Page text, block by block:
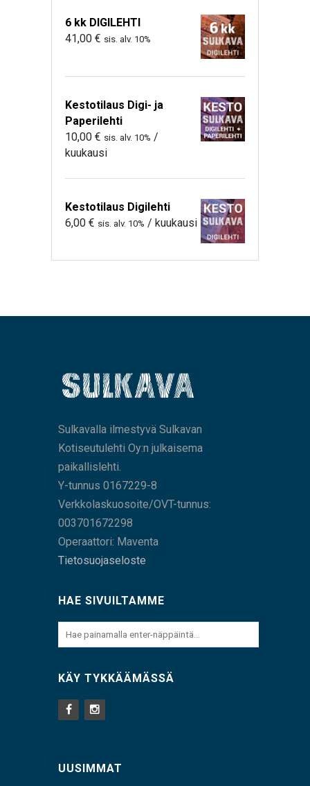
6 kk DIGILEHTI
41,00 € sis. alv. 10%
Kestotilaus Digi- ja
Paperilehti
10,00 € sis. alv. 10% /
kuukausi
Kestotilaus Digilehti
6,00 € sis. alv. 10% / kuukausi
Sulkavalla ilmestyvä Sulkavan
Kotiseutulehti Oy:n julkaisema
paikallislehti.
Y-tunnus 0167229-8
Verkkolaskuosoite/OVT-tunnus:
003701672298
Operaattori: Maventa
Tietosuojaseloste
HAE SIVUILTAMME
KÄY TYKKÄÄMÄSSÄ
UUSIMMAT